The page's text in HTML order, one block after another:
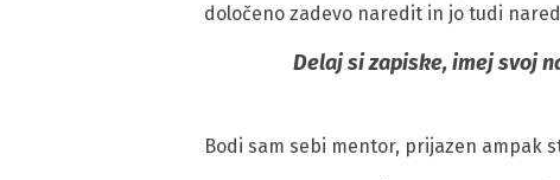
določeno zadevo naredit in jo tudi
Delaj si zapiske, imej svoj
Bodi sam sebi mentor, prijazen ampak